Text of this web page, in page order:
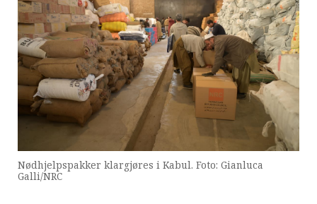
Nødhjelpspakker klargjøres i Kabul. Foto: Gianluca
Galli/NRC